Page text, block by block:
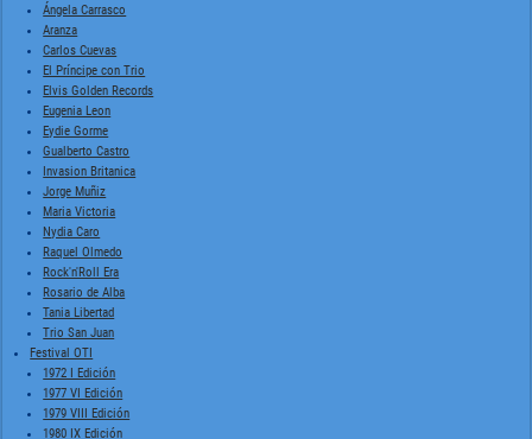
Ángela Carrasco
Aranza
Carlos Cuevas
El Príncipe con Trio
Elvis Golden Records
Eugenia Leon
Eydie Gorme
Gualberto Castro
Invasion Britanica
Jorge Muñiz
Maria Victoria
Nydia Caro
Raquel Olmedo
Rock'n'Roll Era
Rosario de Alba
Tania Libertad
Trio San Juan
Festival OTI
1972 I Edición
1977 VI Edición
1979 VIII Edición
1980 IX Edición